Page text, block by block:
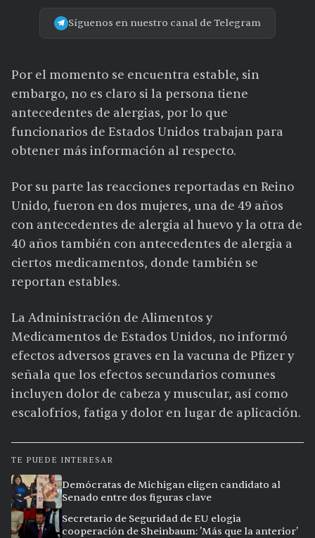
Síguenos en nuestro canal de Telegram
Por el momento se encuentra estable, sin
embargo, no es claro si la persona tiene
antecedentes de alergias, por lo que
funcionarios de Estados Unidos trabajan para
obtener más información al respecto.
Por su parte las reacciones reportadas en Reino
Unido, fueron en dos mujeres, una de 49 años
con antecedentes de alergia al huevo y la otra de
40 años también con antecedentes de alergia a
ciertos medicamentos, donde también se
reportan estables.
La Administración de Alimentos y
Medicamentos de Estados Unidos, no informó
efectos adversos graves en la vacuna de Pfizer y
señala que los efectos secundarios comunes
incluyen dolor de cabeza y muscular, así como
escalofríos, fatiga y dolor en lugar de aplicación.
TE PUEDE INTERESAR
Demócratas de Michigan eligen candidato al
Senado entre dos figuras clave
Secretario de Seguridad de EU elogia
cooperación de Sheinbaum: 'Más que la anterior'